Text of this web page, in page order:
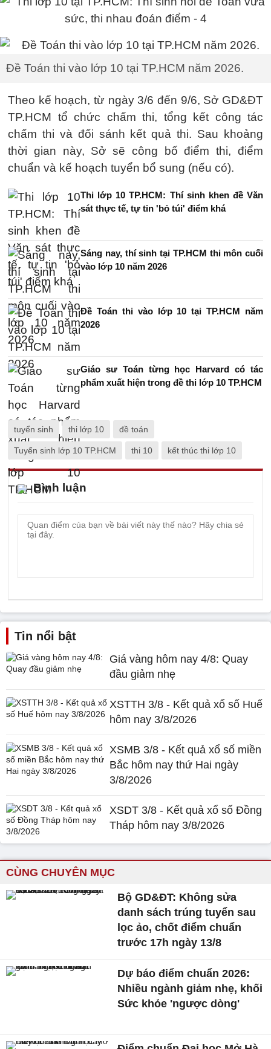
Đề Toán thi vào lớp 10 tại TP.HCM năm 2026.
Theo kế hoạch, từ ngày 3/6 đến 9/6, Sở GD&ĐT
TP.HCM tổ chức chấm thi, tổng kết công tác
chấm thi và đối sánh kết quả thi. Sau khoảng
thời gian này, Sở sẽ công bố điểm thi, điểm
chuẩn và kế hoạch tuyển bổ sung (nếu có).
Thi lớp 10 TP.HCM: Thí sinh khen đề Văn
sát thực tế, tự tin 'bỏ túi' điểm khá
Sáng nay, thí sinh tại TP.HCM thi môn cuối
vào lớp 10 năm 2026
Đề Toán thi vào lớp 10 tại TP.HCM năm
2026
Giáo sư Toán từng học Harvard có tác
phẩm xuất hiện trong đề thi lớp 10 TP.HCM
tuyển sinh thi lớp 10 đề toán
Tuyển sinh lớp 10 TP.HCM thi 10 kết thúc thi lớp 10
Bình luận
Tin nổi bật
Giá vàng hôm nay 4/8: Quay
đầu giảm nhẹ
XSTTH 3/8 - Kết quả xổ số Huế
hôm nay 3/8/2026
XSMB 3/8 - Kết quả xổ số miền
Bắc hôm nay thứ Hai ngày
3/8/2026
XSDT 3/8 - Kết quả xổ số Đồng
Tháp hôm nay 3/8/2026
CÙNG CHUYÊN MỤC
Bộ GD&ĐT: Không sửa
danh sách trúng tuyển sau
lọc ảo, chốt điểm chuẩn
trước 17h ngày 13/8
Dự báo điểm chuẩn 2026:
Nhiều ngành giảm nhẹ, khối
Sức khỏe 'ngược dòng'